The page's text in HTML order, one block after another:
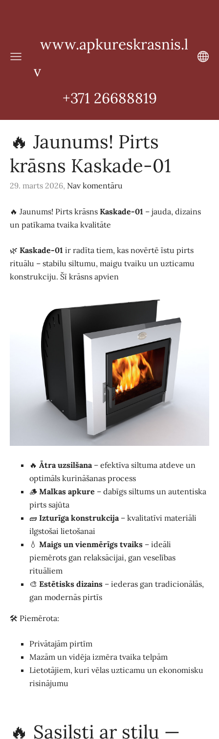
www.apkureskrasnis.l
v
+371 26688819
🔥 Jaunums! Pirts
krāsns Kaskade‑01
29. marts 2026, Nav komentāru
🔥 Jaunums! Pirts krāsns Kaskade‑01 – jauda, dizains
un patīkama tvaika kvalitāte
🌿 Kaskade‑01 ir radīta tiem, kas novērtē īstu pirts
rituālu – stabilu siltumu, maigu tvaiku un uzticamu
konstrukciju. Šī krāsns apvien
🔥 Ātra uzsilšana – efektīva siltuma atdeve un
optimāls kurināšanas process
🪵 Malkas apkure – dabīgs siltums un autentiska
pirts sajūta
🧱 Izturīga konstrukcija – kvalitatīvi materiāli
ilgstošai lietošanai
💧 Maigs un vienmērīgs tvaiks – ideāli
piemērots gan relaksācijai, gan veselības
rituāliem
🎨 Estētisks dizains – iederas gan tradicionālās,
gan modernās pirtīs
🛠️ Piemērota:
Privātajām pirtīm
Mazām un vidēja izmēra tvaika telpām
Lietotājiem, kuri vēlas uzticamu un ekonomisku
risinājumu
🔥 Sasilsti ar stilu —